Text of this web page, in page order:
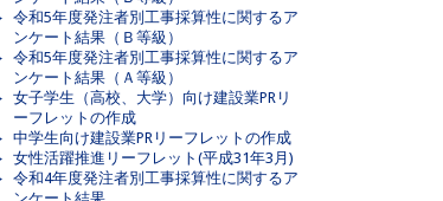
令和5年度発注者別工事採算性に関するア
ンケート結果（Ｂ等級）
令和5年度発注者別工事採算性に関するア
ンケート結果（Ａ等級）
女子学生（高校、大学）向け建設業PRリ
ーフレットの作成
中学生向け建設業PRリーフレットの作成
女性活躍推進リーフレット(平成31年3月)
令和4年度発注者別工事採算性に関するア